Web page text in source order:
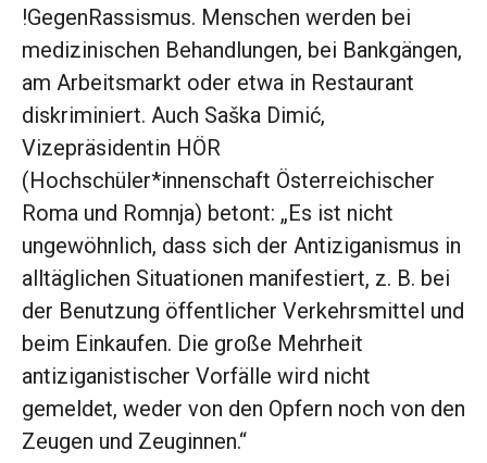
!GegenRassismus. Menschen werden bei
medizinischen Behandlungen, bei Bankgängen,
am Arbeitsmarkt oder etwa in Restaurant
diskriminiert. Auch Saška Dimić,
Vizepräsidentin HÖR
(Hochschüler*innenschaft Österreichischer
Roma und Romnja) betont: „Es ist nicht
ungewöhnlich, dass sich der Antiziganismus in
alltäglichen Situationen manifestiert, z. B. bei
der Benutzung öffentlicher Verkehrsmittel und
beim Einkaufen. Die große Mehrheit
antiziganistischer Vorfälle wird nicht
gemeldet, weder von den Opfern noch von den
Zeugen und Zeuginnen.“